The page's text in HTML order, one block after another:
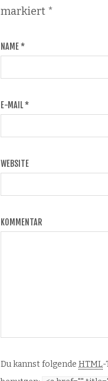
markiert *
NAME*
E-MAIL*
WEBSITE
KOMMENTAR
Du kannst folgende HTML-